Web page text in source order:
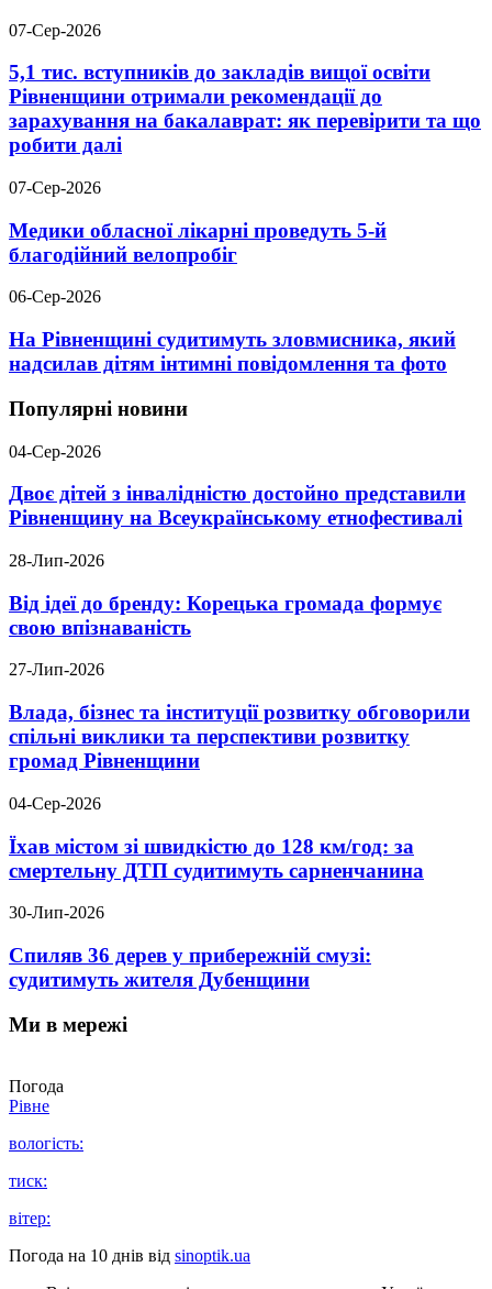
07-Сер-2026
5,1 тис. вступників до закладів вищої освіти
Рівненщини отримали рекомендації до
зарахування на бакалаврат: як перевірити та що
робити далі
07-Сер-2026
Медики обласної лікарні проведуть 5-й
благодійний велопробіг
06-Сер-2026
На Рівненщині судитимуть зловмисника, який
надсилав дітям інтимні повідомлення та фото
Популярні новини
04-Сер-2026
Двоє дітей з інвалідністю достойно представили
Рівненщину на Всеукраїнському етнофестивалі
28-Лип-2026
Від ідеї до бренду: Корецька громада формує
свою впізнаваність
27-Лип-2026
Влада, бізнес та інституції розвитку обговорили
спільні виклики та перспективи розвитку
громад Рівненщини
04-Сер-2026
Їхав містом зі швидкістю до 128 км/год: за
смертельну ДТП судитимуть сарненчанина
30-Лип-2026
Спиляв 36 дерев у прибережній смузі:
судитимуть жителя Дубенщини
Ми в мережі
Погода
Рівне
вологість:
тиск:
вітер:
Погода на 10 днів від sinoptik.ua